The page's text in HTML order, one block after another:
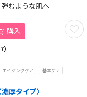
むような肌へ
お気
購入
）
エイジングケア
基本ケア
厚タイプ〉